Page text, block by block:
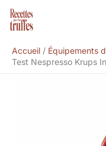
Aller
Accueil
Équipements
Test Nespresso Krups
Rechercher